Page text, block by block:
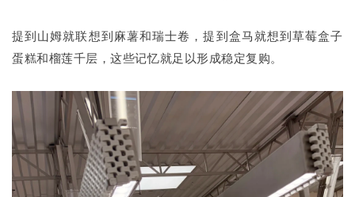
提到山姆就联想到麻薯和瑞士卷，提到盒马就想到草莓盒子
蛋糕和榴莲千层，这些记忆就足以形成稳定复购。